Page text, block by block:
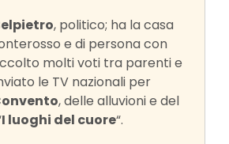
, politico; ha la casa
e di persona con
molti voti tra parenti e
le TV nazionali per
, delle alluvioni e del
I luoghi del cuore“.